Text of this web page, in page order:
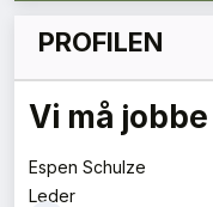
PROFILEN
Vi må
Espen Schulze
Leder